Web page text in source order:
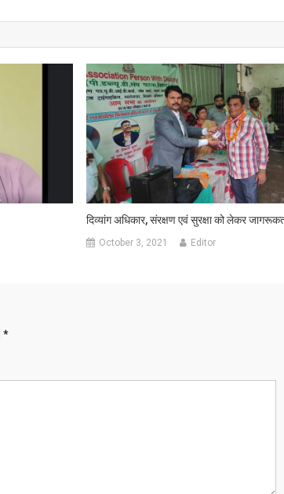
दिव्यांग अधिकार, संरक्षण एवं सुरक्षा को लेकर
October 3, 2021 Editor
*